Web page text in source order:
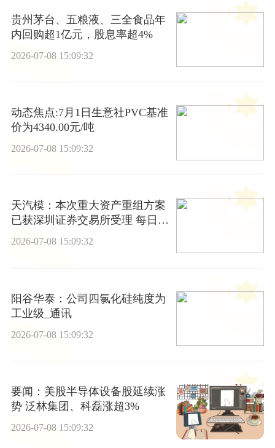
贵州茅台、五粮液、三全食品年
内回购超1亿元，股息率超4%
2026-07-08 15:09:32
动态焦点:7月1日生意社PVC基准
价为4340.00元/吨
2026-07-08 15:09:32
天汽模：本次重大资产重组方案
已获深圳证券交易所受理 每日速
讯
2026-07-08 15:09:32
阳谷华泰：公司四氯化硅纯度为
工业级_通讯
2026-07-08 15:09:32
要闻：美股半导体设备股延续涨
势 泛林集团、科磊涨超3%
2026-07-08 15:09:32